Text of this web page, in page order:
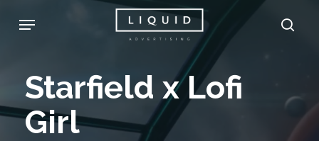
content
Menu
Starfield x Lofi
Girl